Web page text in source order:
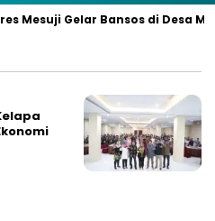
Mesuji Gelar Bansos di Desa